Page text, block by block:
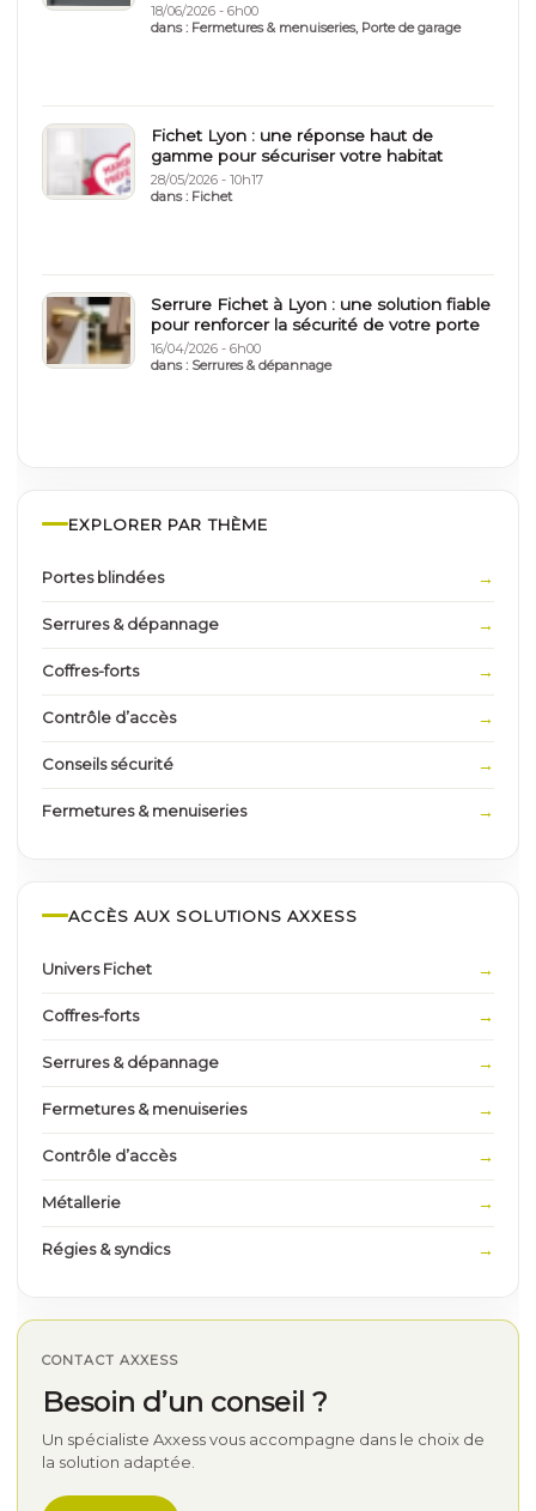
18/06/2026 - 6h00
dans : Fermetures & menuiseries, Porte de garage
Fichet Lyon : une réponse haut de
gamme pour sécuriser votre habitat
28/05/2026 - 10h17
dans : Fichet
Serrure Fichet à Lyon : une solution fiable
pour renforcer la sécurité de votre porte
16/04/2026 - 6h00
dans : Serrures & dépannage
EXPLORER PAR THÈME
Portes blindées
Serrures & dépannage
Coffres-forts
Contrôle d’accès
Conseils sécurité
Fermetures & menuiseries
ACCÈS AUX SOLUTIONS AXXESS
Univers Fichet
Coffres-forts
Serrures & dépannage
Fermetures & menuiseries
Contrôle d’accès
Métallerie
Régies & syndics
CONTACT AXXESS
Besoin d’un conseil ?
Un spécialiste Axxess vous accompagne dans le choix de
la solution adaptée.